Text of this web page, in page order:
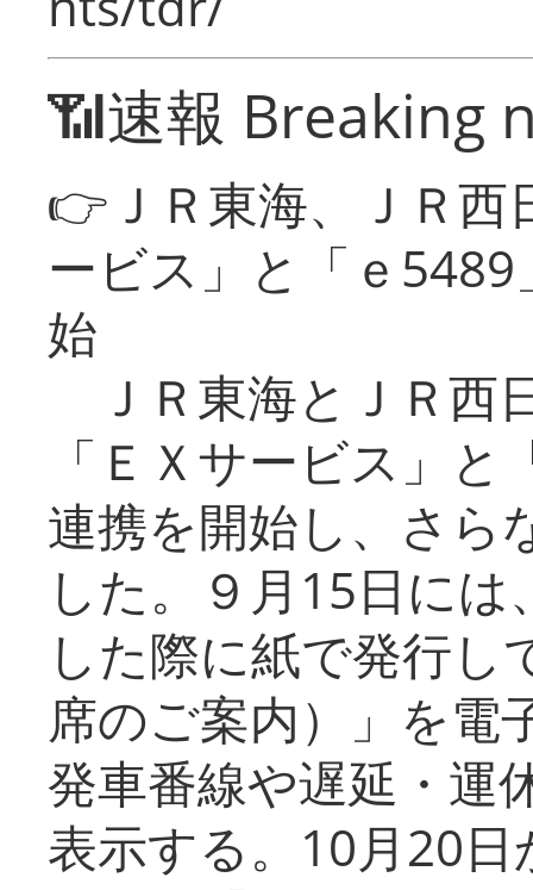
📶速報 Breaking
👉ＪＲ東海、ＪＲ
ービス」と「ｅ
始
ＪＲ東海とＪＲ西
「ＥＸサービス」
連携を開始し、さら
した。９月15日に
した際に紙で発行し
席のご案内）」を電
発車番線や遅延・運
表示する。10月20